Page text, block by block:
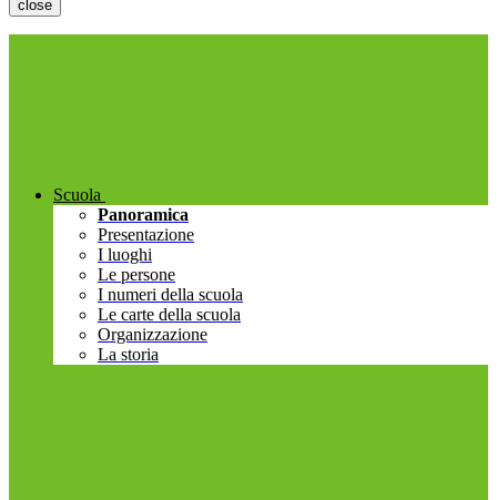
close
Scuola
Panoramica
Presentazione
I luoghi
Le persone
I numeri della scuola
Le carte della scuola
Organizzazione
La storia